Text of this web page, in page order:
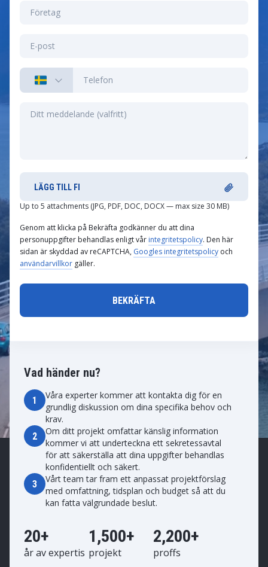
Vad händer nu?
1
Våra experter kommer att kontakta dig för en
grundlig diskussion om dina specifika behov och
krav.
2
Om ditt projekt omfattar känslig information
kommer vi att underteckna ett sekretessavtal
för att säkerställa att dina uppgifter behandlas
konfidentiellt och säkert.
3
Vårt team tar fram ett anpassat projektförslag
med omfattning, tidsplan och budget så att du
kan fatta välgrundade beslut.
20+
år av expertis
1,500+
projekt
2,200+
proffs
LÄGG TILL FI
Up to 5 attachments (JPG, PDF, DOC, DOCX — max size 30 MB)
Genom att klicka på Bekräfta godkänner du att dina
personuppgifter behandlas enligt vår integritetspolicy. Den här
sidan är skyddad av reCAPTCHA, Googles integritetspolicy och
användarvillkor gäller.